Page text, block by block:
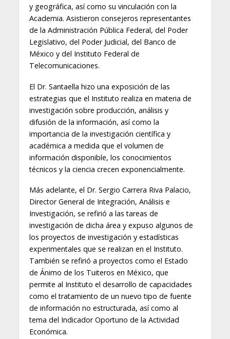
y geográfica, así como su vinculación con la
Academia. Asistieron consejeros representantes
de la Administración Pública Federal, del Poder
Legislativo, del Poder Judicial, del Banco de
México y del Instituto Federal de
Telecomunicaciones.
El Dr. Santaella hizo una exposición de las
estrategias que el Instituto realiza en materia de
investigación sobre producción, análisis y
difusión de la información, así como la
importancia de la investigación científica y
académica a medida que el volumen de
información disponible, los conocimientos
técnicos y la ciencia crecen exponencialmente.
Más adelante, el Dr. Sergio Carrera Riva Palacio,
Director General de Integración, Análisis e
Investigación, se refirió a las tareas de
investigación de dicha área y expuso algunos de
los proyectos de investigación y estadísticas
experimentales que se realizan en el Instituto.
También se refirió a proyectos como el Estado
de Ánimo de los Tuiteros en México, que
permite al Instituto el desarrollo de capacidades
como el tratamiento de un nuevo tipo de fuente
de información no estructurada, así como al
tema del Indicador Oportuno de la Actividad
Económica.